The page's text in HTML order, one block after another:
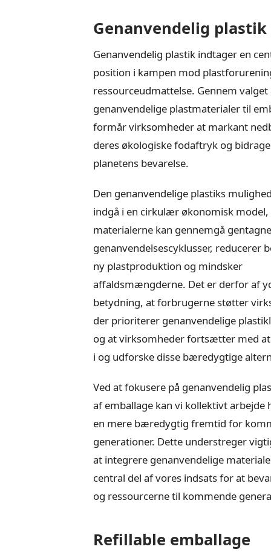
Genanvendelig plastik
Genanvendelig plastik indtager en
position i kampen mod
ressourceudmattelse. Gennem valget
genanvendelige plastmaterialer til
formår virksomheder at markant
deres økologiske fodaftryk og
planetens bevarelse.
Den genanvendelige plastiks
indgå i en cirkulær økonomisk
materialerne kan gennemgå gentagne
genanvendelsescyklusser, reducerer
ny plastproduktion og mindsker
affaldsmængderne. Det er derfor af
betydning, at forbrugerne støtter
der prioriterer genanvendelige
og at virksomheder fortsætter med
i og udforske disse bæredygtige
Ved at fokusere på genanvendelig
af emballage kan vi kollektivt arbejde
en mere bæredygtig fremtid for
generationer. Dette understreger
at integrere genanvendelige
central del af vores indsats for at
og ressourcerne til kommende
Refillable emballage